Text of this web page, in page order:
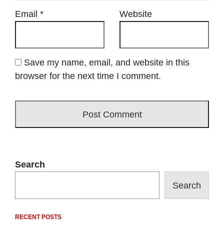
Email * Website
Save my name, email, and website in this
browser for the next time I comment.
Search
Search
RECENT POSTS